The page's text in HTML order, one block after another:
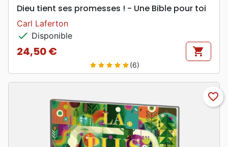
Dieu tient ses promesses ! - Une Bible pour toi
Carl Laferton
check Disponible
Prix
24,50 € shopping_cart
star star star star star(6)
favorite_border